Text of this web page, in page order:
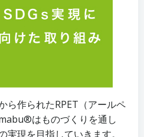
ら作られたRPET（アールペ
はものづくりを通し
現を目指していきます。